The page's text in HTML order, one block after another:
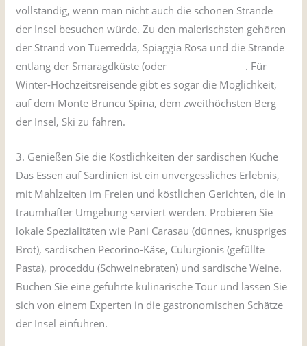
vollständig, wenn man nicht auch die schönen Strände
der Insel besuchen würde. Zu den malerischsten gehören
der Strand von Tuerredda, Spiaggia Rosa und die Strände
entlang der Smaragdküste (oder
. Für
Winter-Hochzeitsreisende gibt es sogar die Möglichkeit,
auf dem Monte Bruncu Spina, dem zweithöchsten Berg
der Insel, Ski zu fahren.
3. Genießen Sie die Köstlichkeiten der sardischen Küche
Das Essen auf Sardinien ist ein unvergessliches Erlebnis,
mit Mahlzeiten im Freien und köstlichen Gerichten, die in
traumhafter Umgebung serviert werden. Probieren Sie
lokale Spezialitäten wie Pani Carasau (dünnes, knuspriges
Brot), sardischen Pecorino-Käse, Culurgionis (gefüllte
Pasta), proceddu (Schweinebraten) und sardische Weine.
Buchen Sie eine geführte kulinarische Tour und lassen Sie
sich von einem Experten in die gastronomischen Schätze
der Insel einführen.